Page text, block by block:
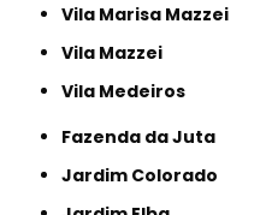
Vila Marisa Mazzei
Vila Mazzei
Vila Medeiros
Fazenda da Juta
Jardim Colorado